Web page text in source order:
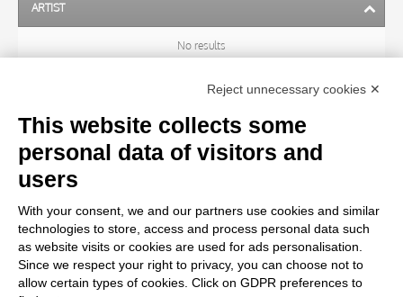
ARTIST
No results
OBJECT
LOCATION
CENTURY
Reject unnecessary cookies ✕
This website collects some
personal data of visitors and
users
With your consent, we and our partners use cookies and similar
technologies to store, access and process personal data such
as website visits or cookies are used for ads personalisation.
Since we respect your right to privacy, you can choose not to
allow certain types of cookies. Click on GDPR preferences to